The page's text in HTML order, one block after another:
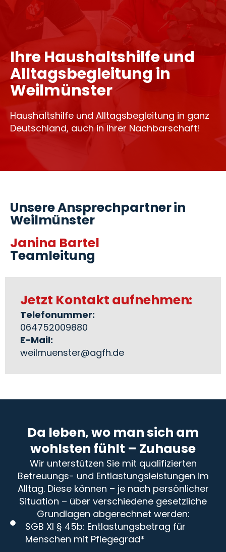
Ihre Haushaltshilfe und
Alltagsbegleitung in
Weilmünster
Haushaltshilfe und Alltagsbegleitung in ganz
Deutschland, auch in Ihrer Nachbarschaft!
Unsere Ansprechpartner in
Weilmünster
Janina Bartel
Teamleitung
Jetzt Kontakt aufnehmen:
Telefonummer:
064752009880
E-Mail:
weilmuenster@agfh.de
Da leben, wo man sich am
wohlsten fühlt – Zuhause
Wir unterstützen Sie mit qualifizierten
Betreuungs- und Entlastungsleistungen im
Alltag. Diese können – je nach persönlicher
Situation – über verschiedene gesetzliche
Grundlagen abgerechnet werden:
SGB XI § 45b: Entlastungsbetrag für
Menschen mit Pflegegrad*